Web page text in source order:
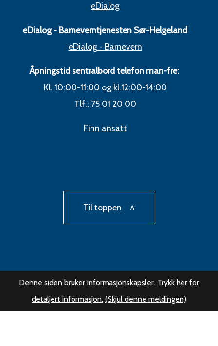
eDialog
eDialog - Barneverntjenesten Sør-Helgeland
eDialog - Barnevern
Åpningstid sentralbord telefon man-fre:
Kl. 10:00-11:00 og kl.12:00-14:00
Tlf.: 75 01 20 00
Finn ansatt
Til toppen
Denne siden bruker informasjonskapsler. Trykk her for
detaljert informasjon. (Skjul denne meldingen)